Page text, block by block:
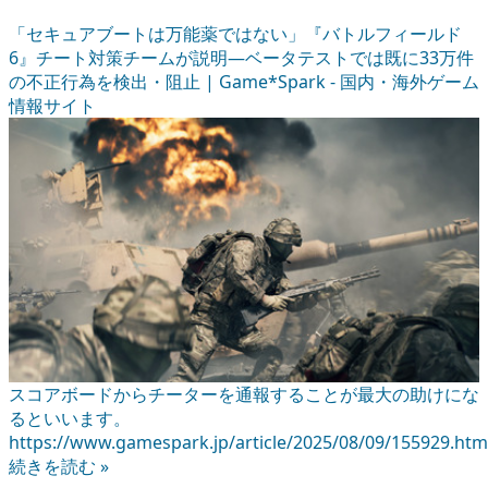
「セキュアブートは万能薬ではない」『バトルフィールド
6』チート対策チームが説明―ベータテストでは既に33万件
の不正行為を検出・阻止 | Game*Spark - 国内・海外ゲーム
情報サイト
スコアボードからチーターを通報することが最大の助けにな
るといいます。
https://www.gamespark.jp/article/2025/08/09/
続きを読む »